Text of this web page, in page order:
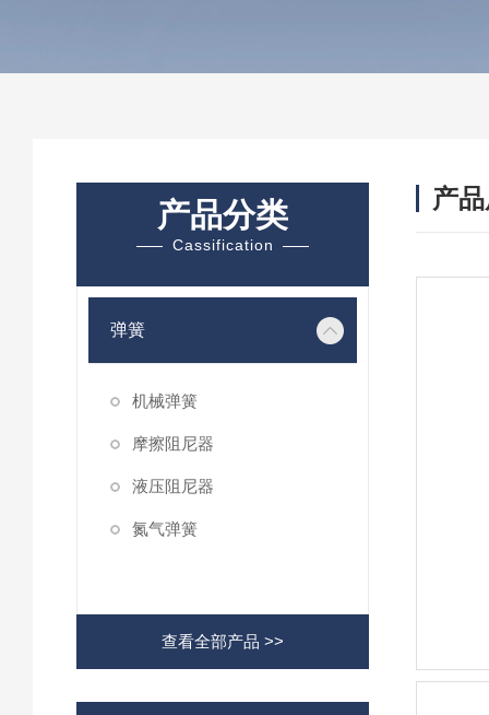
产品分类
Cassification
弹簧
机械弹簧
摩擦阻尼器
液压阻尼器
氮气弹簧
查看全部产品 >>
产